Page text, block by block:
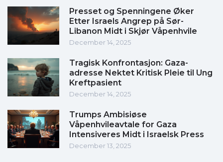
Presset og Spenningene Øker
Etter Israels Angrep på Sør-
Libanon Midt i Skjør Våpenhvile
December 14, 2025
Tragisk Konfrontasjon: Gaza-
adresse Nektet Kritisk Pleie til Ung
Kreftpasient
December 14, 2025
Trumps Ambisiøse
Våpenhvileavtale for Gaza
Intensiveres Midt i Israelsk Press
December 13, 2025